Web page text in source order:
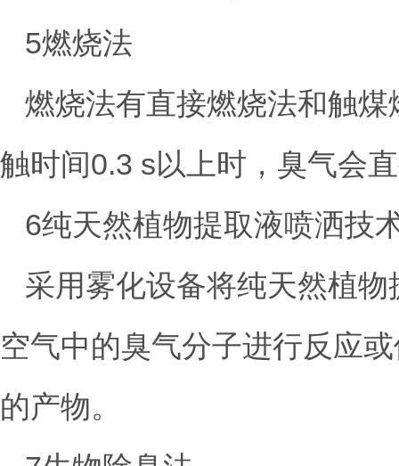
5燃烧法
燃烧法有直接燃烧法和触
触时间0.3 s以上时，臭气会
6纯天然植物提取液喷洒技
采用雾化设备将纯天然植
空气中的臭气分子进行反应
的产物。